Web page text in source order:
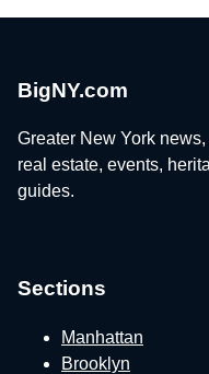
BigNY.com
Greater New York
real estate, events,
guides.
Sections
Manhattan
Brooklyn